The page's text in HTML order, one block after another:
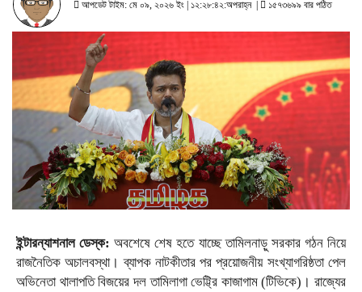
আপডেট টাইম: মে ০৯, ২০২৬ ইং | ১২:২৮:৪২:অপরাহ্ন | ১৫৭৩৬৯৯ বার পঠিত
ইন্টারন্যাশনাল ডেস্ক:অবশেষে শেষ হতে যাচ্ছে তামিলনাড়ু সরকার গঠন নিয়ে
রাজনৈতিক অচালবস্থা। ব্যাপক নাটকীতার পর প্রয়োজনীয় সংখ্যাগরিষ্ঠতা পেল
অভিনেতা থালাপতি বিজয়ের দল তামিলাগা ভেট্ট্রি কাজাগাম (টিভিকে)। রাজ্যের